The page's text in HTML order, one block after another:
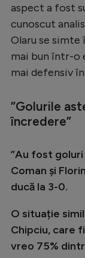
aspect a fost
cunoscut
Olaru se
mai bun într-o
mai defensiv
”Golurile
încredere”
”Au fost
Coman și
ducă la 3-0.
O situație
Chipciu, care
vreo 75%